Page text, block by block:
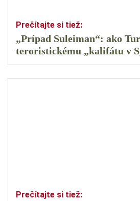
„Prípad Suleiman“: ako
teroristickému „kalifátu v